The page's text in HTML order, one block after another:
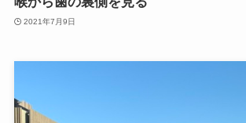
2021年7月9日